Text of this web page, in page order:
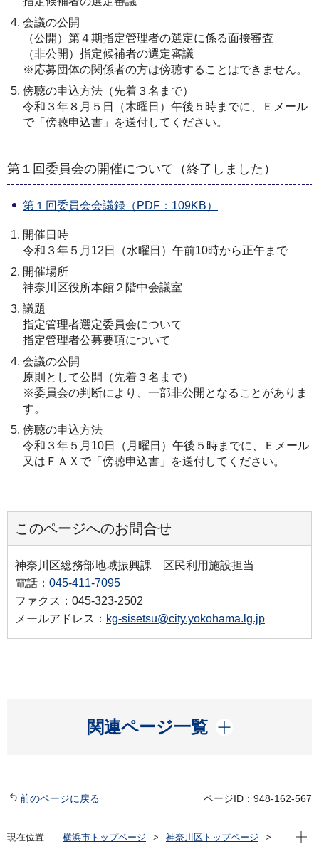
会議の公開
（公開）第４期指定管理者の選定に係る面接審査
（非公開）指定候補者の選定審議
※応募団体の関係者の方は傍聴することはできません。
傍聴の申込方法（先着３名まで）
令和３年８月５日（木曜日）午後５時までに、Ｅメール
で「傍聴申込書」を送付してください。
第１回委員会の開催について（終了しました）
第１回委員会会議録（PDF：109KB）
開催日時
令和３年５月12日（水曜日）午前10時から正午まで
開催場所
神奈川区役所本館２階中会議室
議題
指定管理者選定委員会について
指定管理者公募要項について
会議の公開
原則として公開（先着３名まで）
※委員会の判断により、一部非公開となることがありま
す。
傍聴の申込方法
令和３年５月10日（月曜日）午後５時までに、Ｅメール
又はＦＡＸで「傍聴申込書」を送付してください。
このページへのお問合せ
神奈川区総務部地域振興課 区民利用施設担当
電話： 045-411-7095
ファクス：045-323-2502
メールアドレス： kg-sisetsu@city.yokohama.lg.jp
関連ページ一覧
開く
前のページに戻る ページID：948-162-567
現在位置 横浜市トップページ
神奈川区トップページ
現在